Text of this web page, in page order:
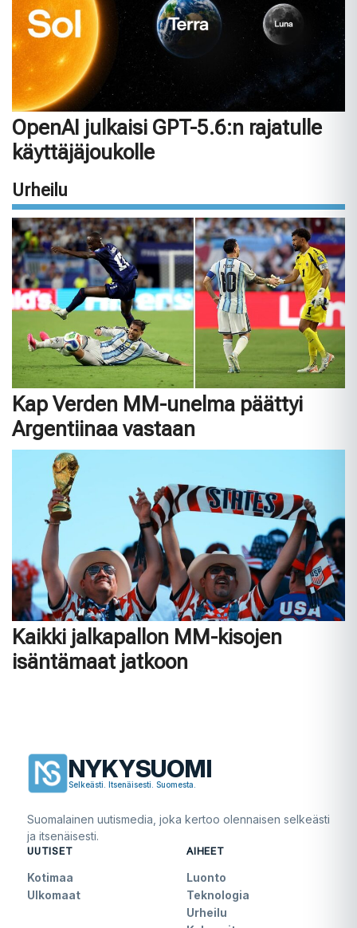
OpenAI julkaisi GPT-5.6:n rajatulle
käyttäjäjoukolle
Urheilu
Kap Verden MM-unelma päättyi
Argentiinaa vastaan
Kaikki jalkapallon MM-kisojen
isäntämaat jatkoon
NYKYSUOMI
Selkeästi. Itsenäisesti. Suomesta.
Suomalainen uutismedia, joka kertoo olennaisen selkeästi
ja itsenäisesti.
UUTISET
Kotimaa
Ulkomaat
AIHEET
Luonto
Teknologia
Urheilu